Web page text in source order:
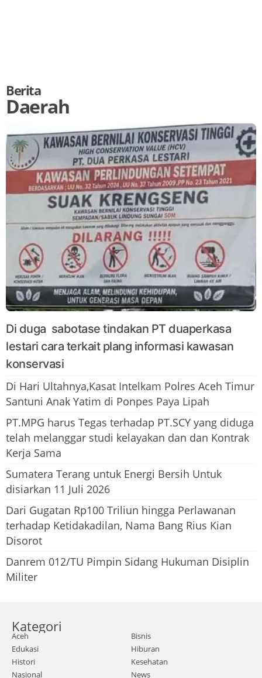
Berita
Daerah
Di duga sabotase tindakan PT duaperkasa
lestari cara terkait plang informasi kawasan
konservasi
Di Hari Ultahnya,Kasat Intelkam Polres Aceh Timur
Santuni Anak Yatim di Ponpes Paya Lipah
PT.MPG harus Tegas terhadap PT.SCY yang diduga
telah melanggar studi kelayakan dan dan Kontrak
Kerja Sama
Sumatera Terang untuk Energi Bersih Untuk
disiarkan 11 Juli 2026
Dari Gugatan Rp100 Triliun hingga Perlawanan
terhadap Ketidakadilan, Nama Bang Rius Kian
Disorot
Danrem 012/TU Pimpin Sidang Hukuman Disiplin
Militer
Kategori
Aceh
Bisnis
Edukasi
Hiburan
Histori
Kesehatan
Nasional
News